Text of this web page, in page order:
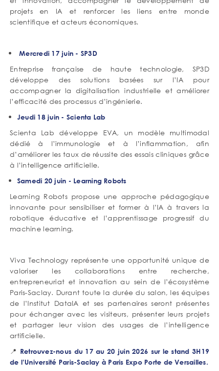
projets en IA et renforcer les liens entre monde
scientifique et acteurs économiques.
Mercredi 17 juin - SP3D
Entreprise française de haute technologie, SP3D
développe des solutions basées sur l’IA pour
accompagner la digitalisation industrielle et améliorer
l’efficacité des processus d’ingénierie.
Jeudi 18 juin - Scienta Lab
Scienta Lab développe EVA, un modèle multimodal
dédié à l’immunologie et à l’inflammation, afin
d’améliorer les taux de réussite des essais cliniques grâce
à l’intelligence artificielle.
Samedi 20 juin - Learning Robots
Learning Robots propose une approche pédagogique
innovante pour sensibiliser et former à l’IA à travers la
robotique éducative et l’apprentissage progressif du
machine learning.
Viva Technology représente une opportunité unique de
valoriser les collaborations entre recherche,
entrepreneuriat et innovation au sein de l’écosystème
Paris-Saclay. Durant toute la durée du salon, les équipes
de l’Institut DataIA et ses partenaires seront présentes
pour échanger avec les visiteurs, présenter leurs projets
et partager leur vision des usages de l’intelligence
artificielle.
📍 Retrouvez-nous du 17 au 20 juin 2026 sur le stand 3H19
de l’Université Paris-Saclay à Paris Expo Porte de Versailles.